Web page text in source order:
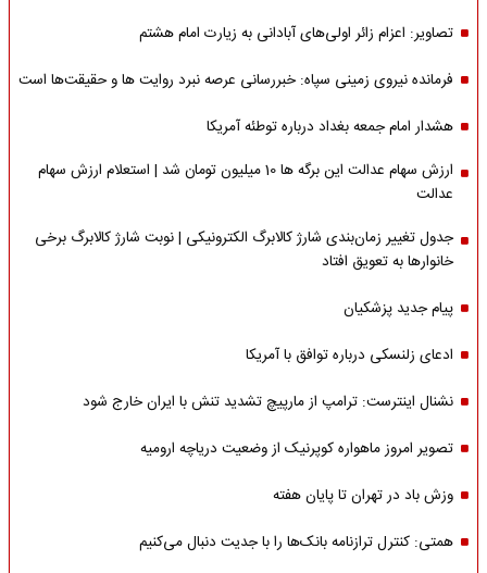
تصاویر: اعزام زائر اولی‌های آبادانی به زیارت امام هشتم
فرمانده نیروی زمینی سپاه: خبررسانی عرصه نبرد روایت ها و حقیقت‌ها است
هشدار امام جمعه بغداد درباره توطئه آمریکا
ارزش سهام عدالت این برگه ها 10 میلیون تومان شد | استعلام ارزش سهام
عدالت
جدول تغییر زمان‌بندی شارژ کالابرگ الکترونیکی | نوبت شارژ کالابرگ برخی
خانوارها به تعویق افتاد
پیام جدید پزشکیان
ادعای زلنسکی درباره توافق با آمریکا
نشنال اینترست: ترامپ از مارپیچ تشدید تنش با ایران خارج شود
تصویر امروز ماهواره کوپرنیک از وضعیت دریاچه ارومیه
وزش باد در تهران تا پایان هفته
همتی: کنترل ترازنامه بانک‌ها را با جدیت دنبال می‌کنیم